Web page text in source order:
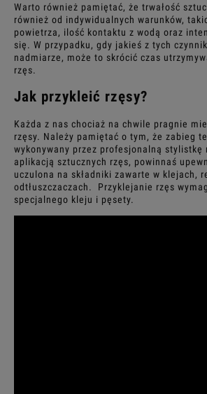
Warto również pamiętać, że trwałość
również od indywidualnych warunków,
powietrza, ilość kontaktu z wodą oraz
się. W przypadku, gdy jakieś z tych
nadmiarze, może to skrócić czas
rzęs.
Jak przykleić rzęsy?
Każda z nas chociaż na chwile pragnie
rzęsy. Należy pamiętać o tym, że zabieg
wykonywany przez profesjonalną stylistkę
aplikacją sztucznych rzęs, powinnaś
uczulona na składniki zawarte w klejach,
odtłuszczaczach. Przyklejanie rzęs
specjalnego kleju i pęsety.